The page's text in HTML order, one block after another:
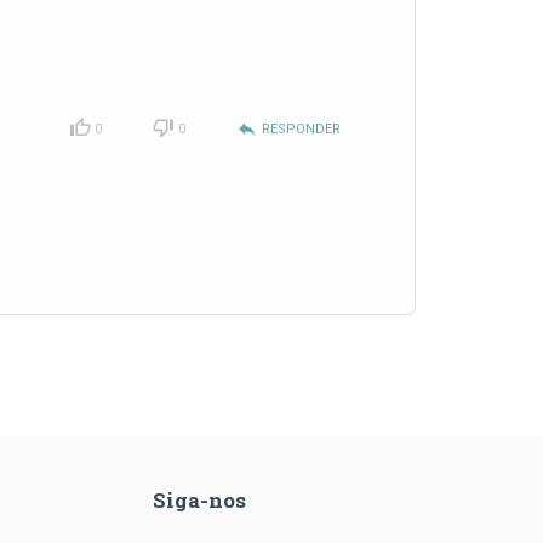
reply RESPONDER
0
0
Siga-nos